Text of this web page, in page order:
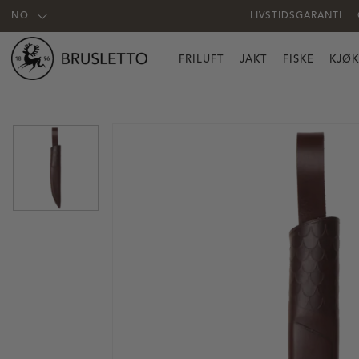
NO LIVSTIDSGARANTI
FRILUFT JAKT FISKE